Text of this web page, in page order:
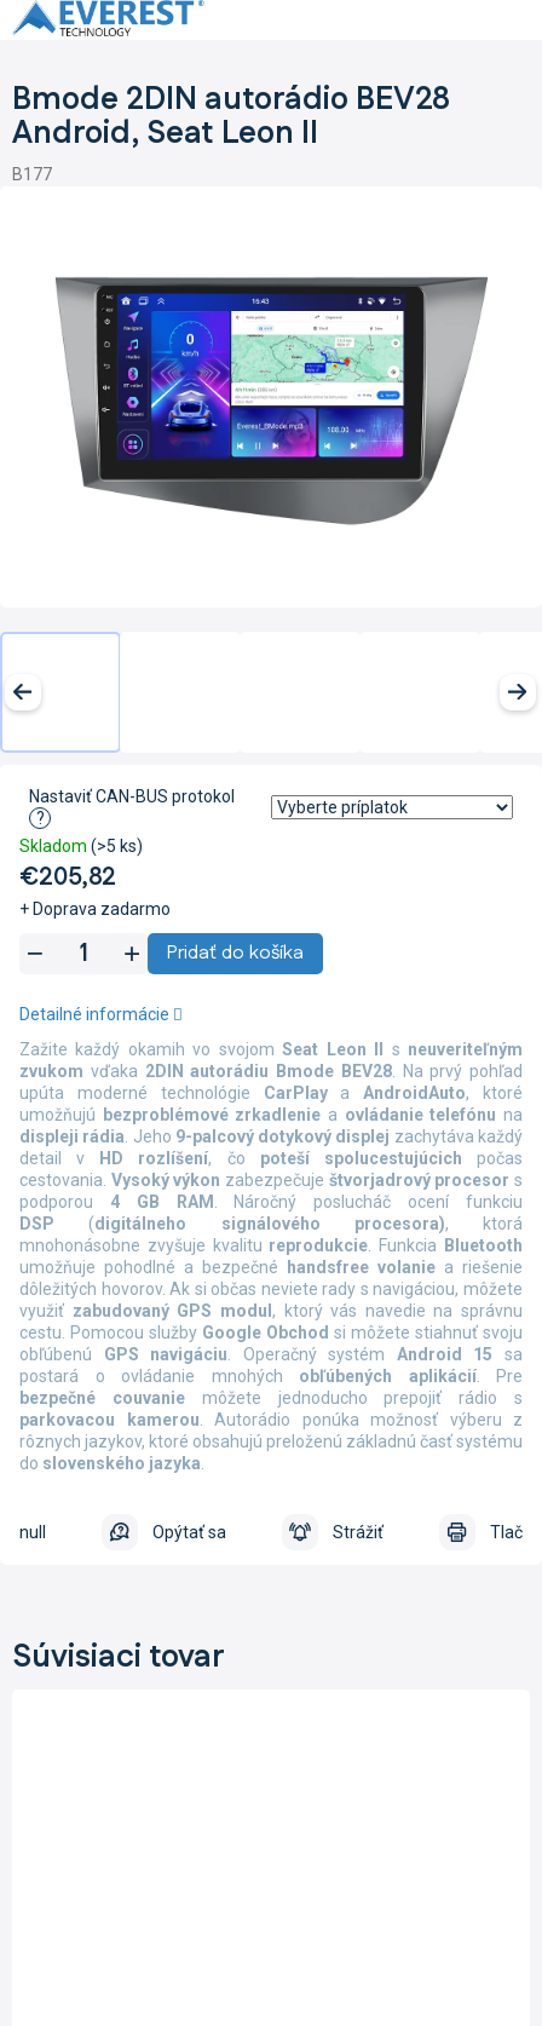
Prejsť
na
Bmode 2DIN autorádio BEV28
Android, Seat Leon II
B177
€205,82
+ Doprava zadarmo
Jednotková
Skladom (>5 ks)
Nastaviť CAN-BUS protokol
?
Pridať do košíka
Zažite každý okamih vo svojomSeat Leon II s neuveriteľným
zvukom vďaka 2DIN autorádiu Bmode BEV28. Na prvý pohľad
upúta moderné technológie CarPlayaAndroidAuto, ktoré
umožňujú
bezproblémové zrkadlenie a ovládanie telefónu na
displeji rádia. Jeho 9-palcový dotykový displej zachytáva každý
detail v
HD rozlíšení, čo poteší spolucestujúcich počas
cestovania. Vysoký výkon zabezpečuje štvorjadrový procesor s
podporou 4 GB RAM . Náročný poslucháč ocení funkciu
DSP (digitálneho signálového procesora), ktorá
mnohonásobne zvyšuje kvalitu reprodukcie. Funkcia
Bluetooth
umožňuje pohodlné a bezpečné
handsfree volanie a riešenie
dôležitých hovorov. Ak si občas neviete rady s navigáciou, môžete
využiť zabudovaný GPS modul , ktorý vás navedie na správnu
cestu. Pomocou služby Google Obchod si môžete stiahnuť svoju
obľúbenú GPS navigáciu. Operačný systém Android 15 sa
postará o ovládanie mnohých obľúbených aplikácií. Pre
bezpečné couvaniemôžete jednoducho prepojiť rádio s
parkovacou kamerou. Autorádio ponúka možnosť výberu z
rôznych jazykov, ktoré obsahujú preloženú základnú časť systému
do slovenského jazyka.
Detailné informácie
Tlač
Opýtať sa Strážiť
null
Súvisiaci tovar